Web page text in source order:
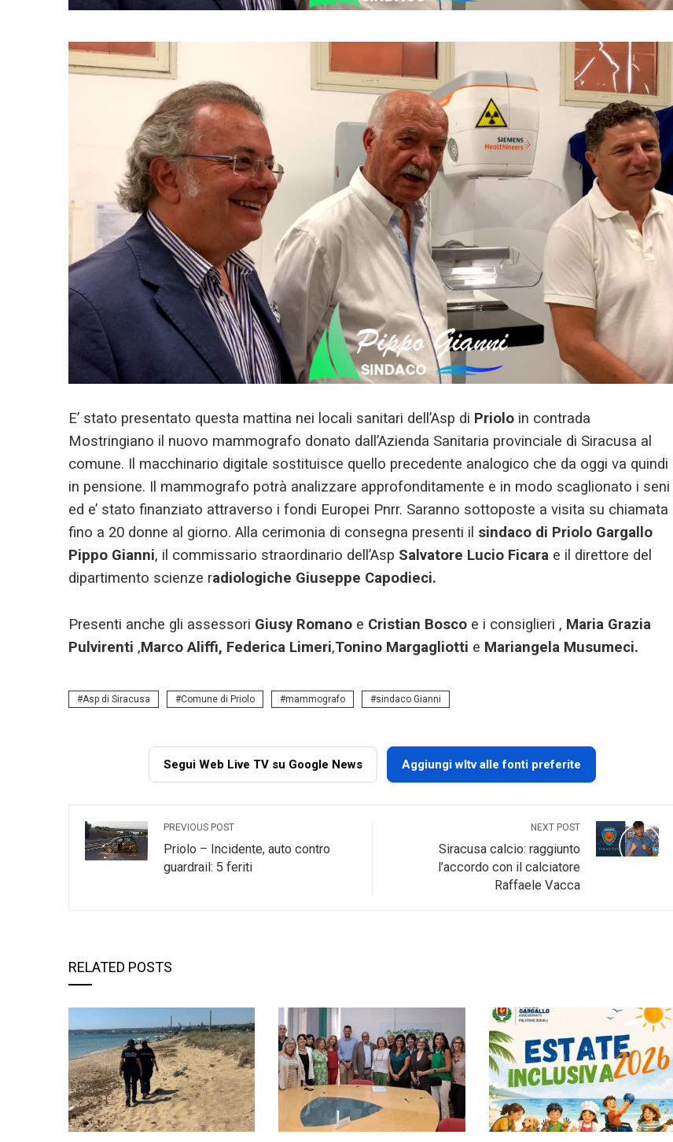
E’ stato presentato questa mattina nei locali sanitari dell’Asp di Priolo in contrada
Mostringiano il nuovo mammografo donato dall’Azienda Sanitaria provinciale di Siracusa al
comune. Il macchinario digitale sostituisce quello precedente analogico che da oggi va quindi
in pensione. Il mammografo potrà analizzare approfonditamente e in modo scaglionato i seni
ed e’ stato finanziato attraverso i fondi Europei Pnrr. Saranno sottoposte a visita su chiamata
fino a 20 donne al giorno. Alla cerimonia di consegna presenti il sindaco di Priolo Gargallo
Pippo Gianni, il commissario straordinario dell’Asp Salvatore Lucio Ficara e il direttore del
dipartimento scienze radiologiche Giuseppe Capodieci.
Presenti anche gli assessori Giusy Romano e Cristian Bosco e i consiglieri , Maria Grazia
Pulvirenti ,Marco Aliffi, Federica Limeri,Tonino Margagliotti e Mariangela Musumeci.
Asp di Siracusa Comune di Priolo mammografo sindaco Gianni
Segui Web Live TV su Google News Aggiungi wltv alle fonti preferite
PREVIOUS POST
Priolo – Incidente, auto contro
guardrail: 5 feriti
NEXT POST
Siracusa calcio: raggiunto
l’accordo con il calciatore
Raffaele Vacca
RELATED POSTS